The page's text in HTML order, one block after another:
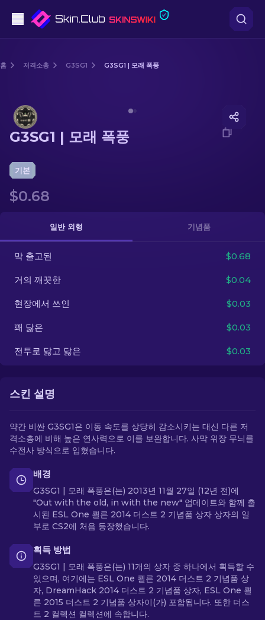
돌격소총
저격소총
장갑
케이스
기타
홈 저격소총 G3SG1 G3SG1 | 모래 폭풍
G3SG1 | 모래 폭풍
기본
$0.68
일반 외형 기념품
막 출고된 $0.68
거의 깨끗한 $0.04
현장에서 쓰인 $0.03
꽤 닳은 $0.03
전투로 닳고 닳은 $0.03
스킨 설명
약간 비싼 G3SG1은 이동 속도를 상당히 감소시키는 대신 다른 저
격소총에 비해 높은 연사력으로 이를 보완합니다. 사막 위장 무늬를
수전사 방식으로 입혔습니다.
배경
G3SG1 | 모래 폭풍은(는) 2013년 11월 27일 (12년 전)에
"Out with the old, in with the new" 업데이트와 함께 출
시된 ESL One 쾰른 2014 더스트 2 기념품 상자 상자의 일
부로 CS2에 처음 등장했습니다.
획득 방법
G3SG1 | 모래 폭풍은(는) 11개의 상자 중 하나에서 획득할 수
있으며, 여기에는 ESL One 쾰른 2014 더스트 2 기념품 상
자, DreamHack 2014 더스트 2 기념품 상자, ESL One 쾰
른 2015 더스트 2 기념품 상자이(가) 포함됩니다. 또한 더스
트 2 컬렉션 컬렉션에 속합니다.